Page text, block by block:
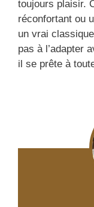
toujours plaisir.
réconfortant ou
un vrai
pas à l’adapter
il se prête à